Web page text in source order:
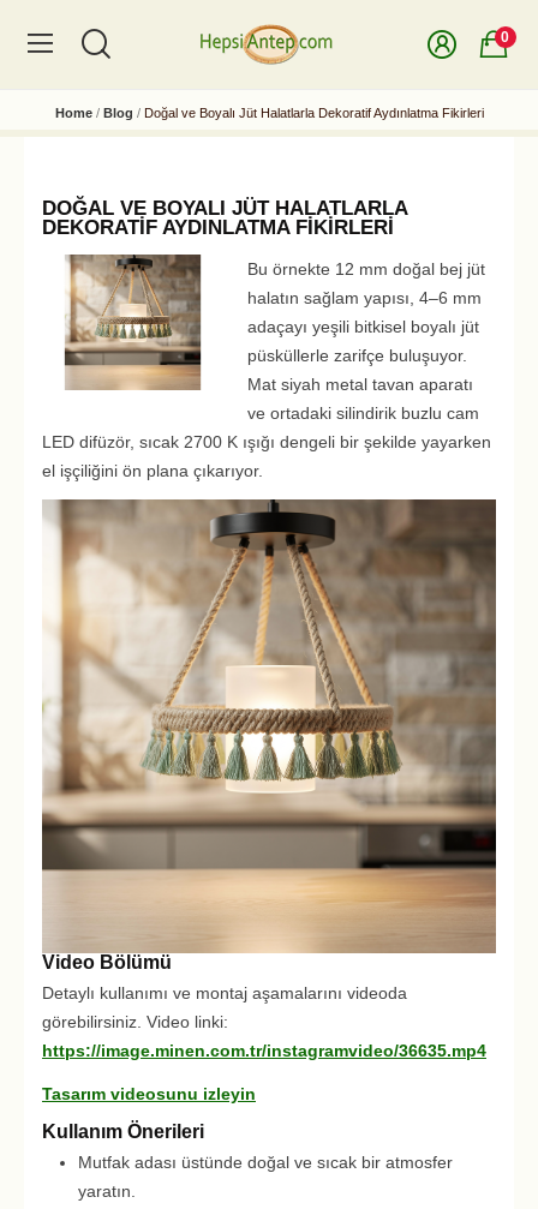
0
Home Blog Doğal ve Boyalı Jüt Halatlarla Dekoratif Aydınlatma Fikirleri
DOĞAL VE BOYALI JÜT HALATLARLA
DEKORATIF AYDINLATMA FIKIRLERI
Bu örnekte 12 mm doğal bej jüt
halatın sağlam yapısı, 4–6 mm
adaçayı yeşili bitkisel boyalı jüt
püsküllerle zarifçe buluşuyor.
Mat siyah metal tavan aparatı
ve ortadaki silindirik buzlu cam
LED difüzör, sıcak 2700 K ışığı dengeli bir şekilde yayarken
el işçiliğini ön plana çıkarıyor.
Video Bölümü
Detaylı kullanımı ve montaj aşamalarını videoda
görebilirsiniz. Video linki:
https://image.minen.com.tr/instagramvideo/36635.mp4
Tasarım videosunu izleyin
Kullanım Önerileri
Mutfak adası üstünde doğal ve sıcak bir atmosfer
yaratın.